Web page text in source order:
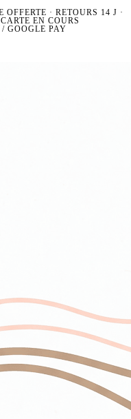
· RETOURS 14 J ·
EN COURS
GOOGLE PAY